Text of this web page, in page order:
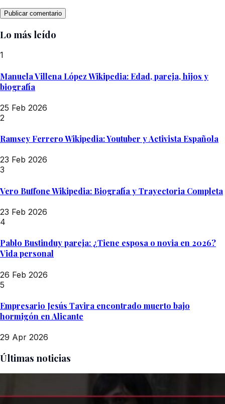
Lo más leído
1
Manuela Villena López Wikipedia: Edad, pareja, hijos y
biografía
25 Feb 2026
2
Ramsey Ferrero Wikipedia: Youtuber y Activista Española
23 Feb 2026
3
Vero Buffone Wikipedia: Biografía y Trayectoria Completa
23 Feb 2026
4
Pablo Bustinduy pareja: ¿Tiene esposa o novia en 2026?
Vida personal
26 Feb 2026
5
Empresario Jesús Tavira encontrado muerto bajo
hormigón en Alicante
29 Apr 2026
Últimas noticias